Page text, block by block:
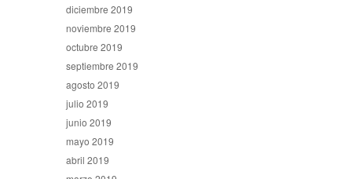
diciembre 2019
noviembre 2019
octubre 2019
septiembre 2019
agosto 2019
julio 2019
junio 2019
mayo 2019
abril 2019